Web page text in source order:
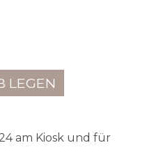
LEGEN
am Kiosk und für